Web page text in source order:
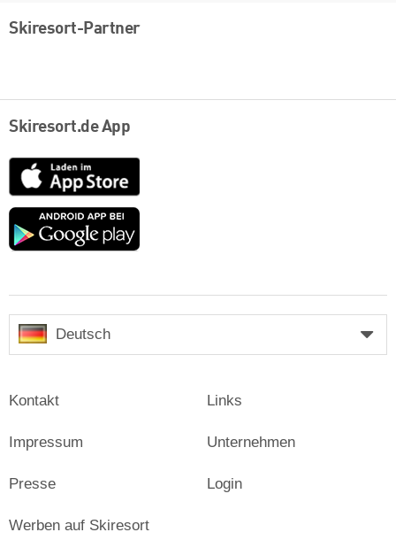
Skiresort-Partner
Skiresort.de App
App
Store
Google
Deutsch
Kontakt
Impressum
Presse
Links
Unternehmen
Login
Werben auf Skiresort